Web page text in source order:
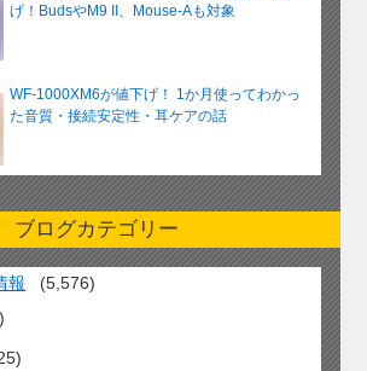
げ！BudsやM9 II、Mouse-Aも対象
WF-1000XM6が値下げ！ 1か月使ってわかっ
た音質・接続安定性・耳ケアの話
ブログカテゴリー
報
(5,576)